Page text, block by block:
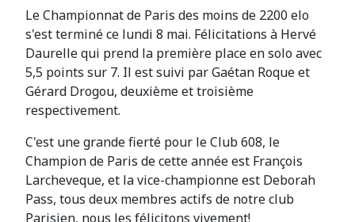
Le Championnat de Paris des moins de 2200 elo
s'est terminé ce lundi 8 mai. Félicitations à Hervé
Daurelle qui prend la première place en solo avec
5,5 points sur 7. Il est suivi par Gaétan Roque et
Gérard Drogou, deuxième et troisième
respectivement.
C'est une grande fierté pour le Club 608, le
Champion de Paris de cette année est François
Larcheveque, et la vice-championne est Deborah
Pass, tous deux membres actifs de notre club
Parisien, nous les félicitons vivement!